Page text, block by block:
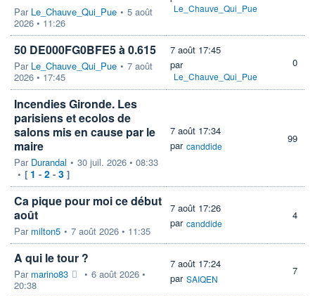
Par Le_Chauve_Qui_Pue • 5 août
2026 • 11:26
Le_Chauve_Qui_Pue
50 DE000FG0BFE5 à 0.615
Par Le_Chauve_Qui_Pue • 7 août
2026 • 17:45
7 août 17:45
par
Le_Chauve_Qui_Pue
0
Incendies Gironde. Les
parisiens et ecolos de
salons mis en cause par le
maire
Par Durandal • 30 juil. 2026 • 08:33
• [ 1 - 2 - 3 ]
7 août 17:34
par canddide
99
Ca pique pour moi ce début
août
Par milton5 • 7 août 2026 • 11:35
7 août 17:26
par canddide
4
A qui le tour ?
Par marino83 • 6 août 2026 •
20:38
7 août 17:24
par SAIQEN
7